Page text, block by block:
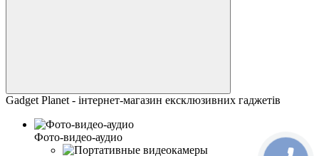
Gadget Planet - інтернет-магазин ексклюзивних гаджетів
Фото-видео-аудио